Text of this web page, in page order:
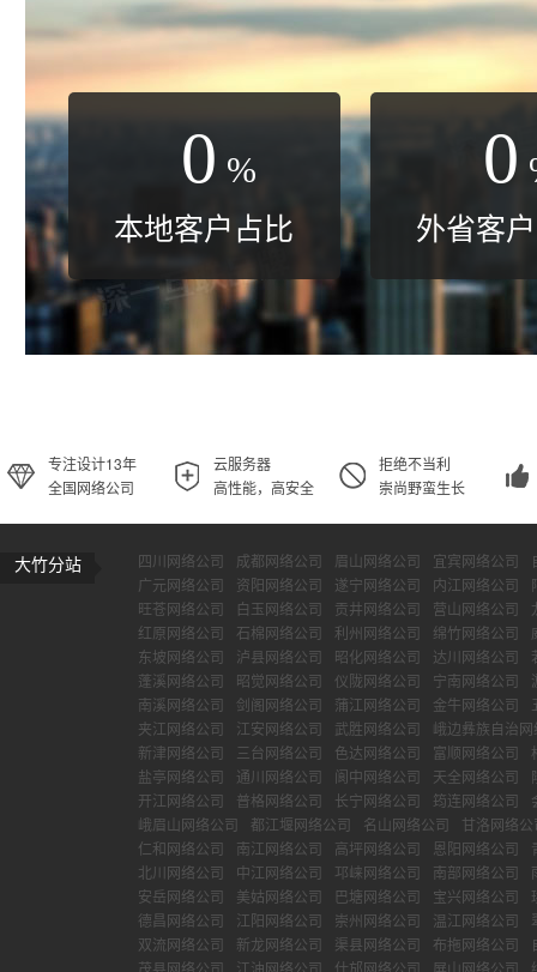
0 %
本地客户占比
0
外省客
专注设计13年
全国网络公司
云服务器
高性能，高安全
拒绝不当利
崇尚野蛮生长
大竹分站 四川网络公司 成都网络公司 眉山网络公司 宜宾网络公司
广元网络公司
资阳网络公司 遂宁网络公司 内江网络公司
旺苍网络公司
白玉网络公司 贡井网络公司 营山网络公司
红原网络公司
石棉网络公司 利州网络公司 绵竹网络公司
东坡网络公司
泸县网络公司 昭化网络公司 达川网络公司
蓬溪网络公司
昭觉网络公司 仪陇网络公司 宁南网络公司
南溪网络公司
剑阁网络公司 蒲江网络公司 金牛网络公司
夹江网络公司
江安网络公司 武胜网络公司
峨边彝族自治网
新津网络公司
三台网络公司 色达网络公司 富顺网络公司
盐亭网络公司
通川网络公司 阆中网络公司 天全网络公司
开江网络公司
普格网络公司 长宁网络公司 筠连网络公司
峨眉山网络公司
都江堰网络公司 名山网络公司
甘洛网络公
仁和网络公司
南江网络公司 高坪网络公司 恩阳网络公司
北川网络公司
中江网络公司 邛崃网络公司 南部网络公司
安岳网络公司
美姑网络公司 巴塘网络公司 宝兴网络公司
德昌网络公司
江阳网络公司 崇州网络公司 温江网络公司
双流网络公司
新龙网络公司 渠县网络公司 布拖网络公司